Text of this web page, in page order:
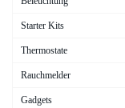
Starter Kits
Thermostate
Rauchmelder
Gadgets